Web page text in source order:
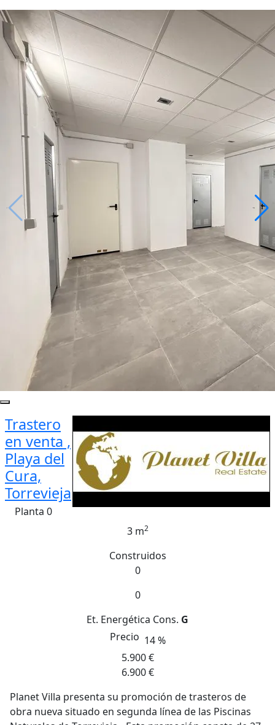
Trastero
en venta ,
Playa del
Cura,
Torrevieja
Planta 0
3 m2
Construidos
0
0
Et. Energética Cons. G
Precio 14 %
5.900 €
6.900 €
Planet Villa presenta su promoción de trasteros de
obra nueva situado en segunda línea de las Piscinas